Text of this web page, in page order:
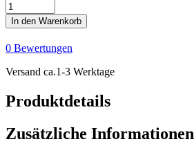
Artisan
Batiks
-
Prisma
Dyes
-
Garnet
In den Warenkorb
0 Bewertungen
Versand ca.1-3 Werktage
Produktdetails
Zusätzliche Informationen